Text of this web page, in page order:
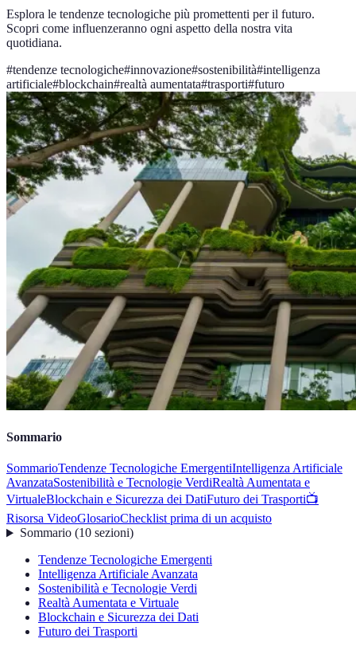
Esplora le tendenze tecnologiche più promettenti per il futuro.
Scopri come influenzeranno ogni aspetto della nostra vita
quotidiana.
#tendenze tecnologiche#innovazione#sostenibilità#intelligenza
artificiale#blockchain#realtà aumentata#trasporti#futuro
Sommario
SommarioTendenze Tecnologiche EmergentiIntelligenza Artificiale
AvanzataSostenibilità e Tecnologie VerdiRealtà Aumentata e
VirtualeBlockchain e Sicurezza dei DatiFuturo dei Trasporti📺
Risorsa VideoGlosarioChecklist prima di un acquisto
Sommario(10 sezioni)
Tendenze Tecnologiche Emergenti
Intelligenza Artificiale Avanzata
Sostenibilità e Tecnologie Verdi
Realtà Aumentata e Virtuale
Blockchain e Sicurezza dei Dati
Futuro dei Trasporti